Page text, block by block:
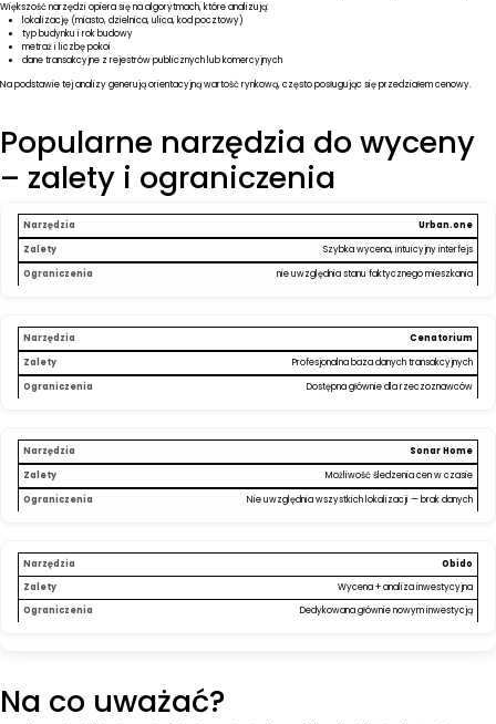
Większość narzędzi opiera się na algorytmach, które analizują:
lokalizację (miasto, dzielnica, ulica, kod pocztowy)
typ budynku i rok budowy
metraż i liczbę pokoi
dane transakcyjne z rejestrów publicznych lub komercyjnych
Na podstawie tej analizy generują orientacyjną wartość rynkową, często posługując się przedziałem cenowy.
Popularne narzędzia do wyceny
– zalety i ograniczenia
Urban.one
Szybka wycena, intuicyjny interfejs
nie uwzględnia stanu faktycznego mieszkania
Cenatorium
Profesjonalna baza danych transakcyjnych
Dostępna głównie dla rzeczoznawców
Sonar Home
Możliwość śledzenia cen w czasie
Nie uwzględnia wszystkich lokalizacji — brak danych
Obido
Wycena + analiza inwestycyjna
Dedykowana głównie nowym inwestycją
Na co uważać?